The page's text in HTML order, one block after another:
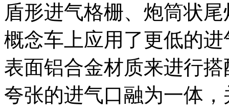
盾形进气格栅、炮筒状
概念车上应用了更低的
表面铝合金材质来进行
夸张的进气口融为一体